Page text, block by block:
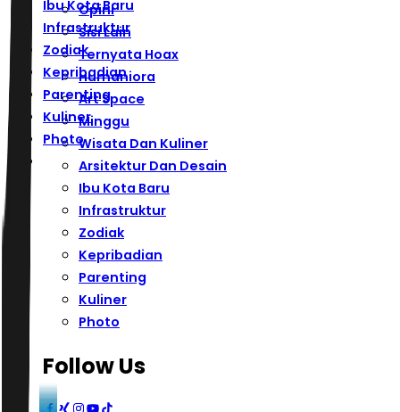
Ibu Kota Baru
Infrastruktur
Zodiak
Kepribadian
Parenting
Kuliner
Photo
Opini
Sisi Lain
Ternyata Hoax
Humaniora
Art Space
Minggu
Wisata Dan Kuliner
Arsitektur Dan Desain
Ibu Kota Baru
Infrastruktur
Zodiak
Kepribadian
Parenting
Kuliner
Photo
Follow Us